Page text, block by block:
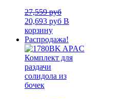
27,559руб
20,693 руб В
корзину
Распродажа!